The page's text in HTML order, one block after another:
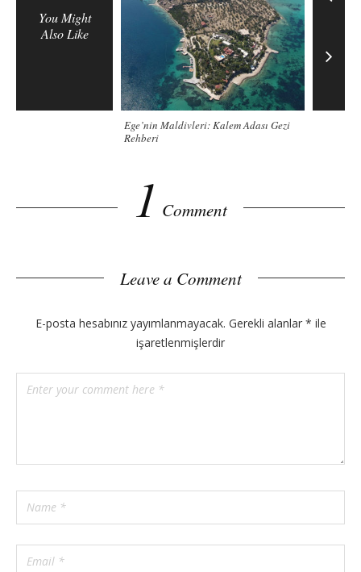
You Might
Also Like
Ege’nin Maldivleri: Kalem Adası Gezi
Rehberi
1 Comment
Leave a Comment
E-posta hesabınız yayımlanmayacak. Gerekli alanlar * ile
işaretlenmişlerdir